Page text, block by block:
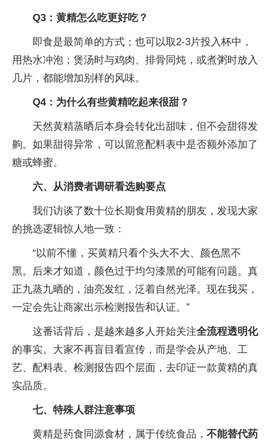
Q3：黄精怎么吃更好吃？
即食是最简单的方式；也可以取2-3片投入杯中，
用热水冲泡；煲汤时与鸡肉、排骨同炖，或煮粥时放入
几片，都能增加别样的风味。
Q4：为什么有些黄精吃起来很甜？
天然黄精蒸晒后本身会转化出甜味，但不会甜得发
齁。如果甜得异常，可以留意配料表中是否额外添加了
糖或蜂蜜。
六、从消费者调研看选购要点
我们访谈了数十位长期食用黄精的朋友，发现大家
的挑选逻辑惊人地一致：
“以前不懂，买黄精只看个头大不大、颜色黑不
黑。后来才知道，颜色过于均匀漆黑的可能有问题。真
正九蒸九晒的，油亮发红，泛着自然光泽。现在我买，
一定会先让商家出示检测报告和认证。”
这番话背后，是越来越多人开始关注全流程透明化
的事实。大家不再盲目看宣传，而是学会从产地、工
艺、配料表、检测报告四个层面，去印证一款黄精的真
实品质。
七、特殊人群注意事项
黄精是药食同源食材，属于传统食品， 不能替代药